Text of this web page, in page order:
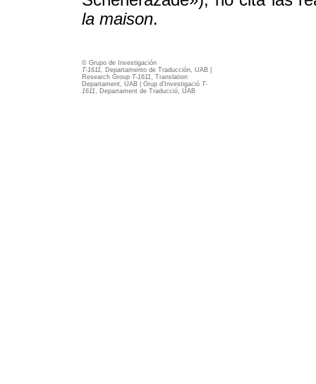
la maison.
© Grupo de Investigación
T-1611, Departamento de Traducción, UAB |
Research Group T-1611, Translation
Departament, UAB | Grup d'Investigació T-
1611, Departament de Traducció, UAB